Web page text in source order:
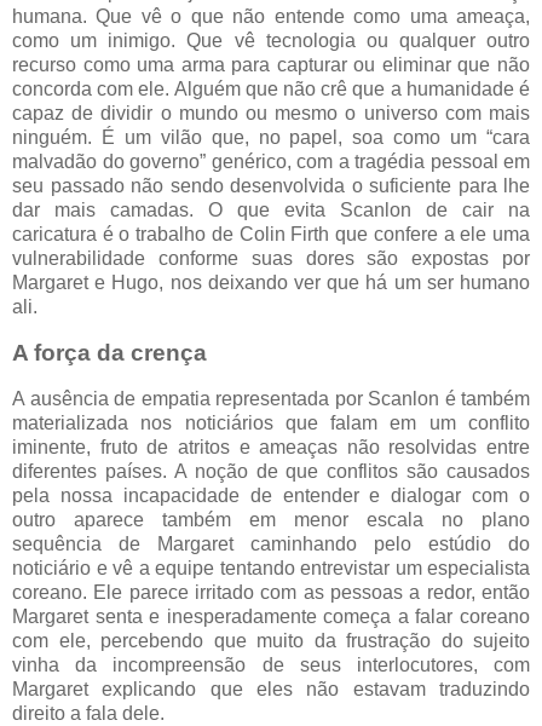
humana. Que vê o que não entende como uma ameaça,
como um inimigo. Que vê tecnologia ou qualquer outro
recurso como uma arma para capturar ou eliminar que não
concorda com ele. Alguém que não crê que a humanidade é
capaz de dividir o mundo ou mesmo o universo com mais
ninguém. É um vilão que, no papel, soa como um “cara
malvadão do governo” genérico, com a tragédia pessoal em
seu passado não sendo desenvolvida o suficiente para lhe
dar mais camadas. O que evita Scanlon de cair na
caricatura é o trabalho de Colin Firth que confere a ele uma
vulnerabilidade conforme suas dores são expostas por
Margaret e Hugo, nos deixando ver que há um ser humano
ali.
A força da crença
A ausência de empatia representada por Scanlon é também
materializada nos noticiários que falam em um conflito
iminente, fruto de atritos e ameaças não resolvidas entre
diferentes países. A noção de que conflitos são causados
pela nossa incapacidade de entender e dialogar com o
outro aparece também em menor escala no plano
sequência de Margaret caminhando pelo estúdio do
noticiário e vê a equipe tentando entrevistar um especialista
coreano. Ele parece irritado com as pessoas a redor, então
Margaret senta e inesperadamente começa a falar coreano
com ele, percebendo que muito da frustração do sujeito
vinha da incompreensão de seus interlocutores, com
Margaret explicando que eles não estavam traduzindo
direito a fala dele.